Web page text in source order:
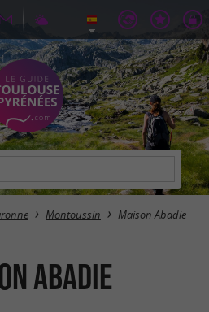
Montoussin Maison Abadie
Abadie